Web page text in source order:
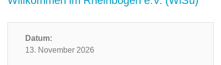
Datum:
13. November 2026